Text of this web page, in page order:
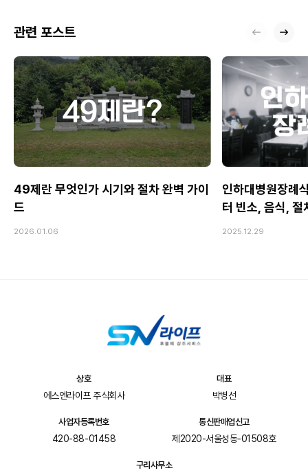
관련 포스트
49제란 무엇인가 시기와 절차 완벽 가이
드
2026.01.06
인하대병원장례
터 빈소, 음식, 절
2025.12.29
상호
에스엔라이프 주식회사
대표
박병선
사업자등록번호
420-88-01458
통신판매업신고
제2020-서울성동-01508호
구리사무소